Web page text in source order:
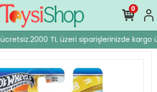
2000 TL üzeri siparişlerinizde kargo
0